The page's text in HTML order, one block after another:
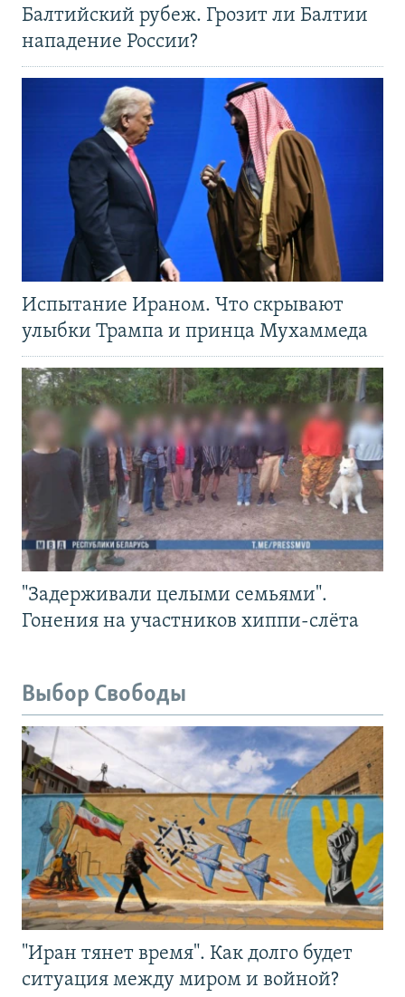
Балтийский рубеж. Грозит ли Балтии
нападение России?
Испытание Ираном. Что скрывают
улыбки Трампа и принца Мухаммеда
"Задерживали целыми семьями".
Гонения на участников хиппи-слёта
Выбор Свободы
"Иран тянет время". Как долго будет
ситуация между миром и войной?